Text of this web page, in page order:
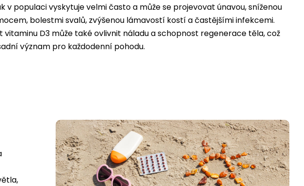
v populaci vyskytuje velmi často a může se projevovat únavou, sníženou
bolestmi svalů, zvýšenou lámavostí kostí a častějšími infekcemi.
vitaminu D3 může také ovlivnit náladu a schopnost regenerace těla, což
význam pro každodenní pohodu.